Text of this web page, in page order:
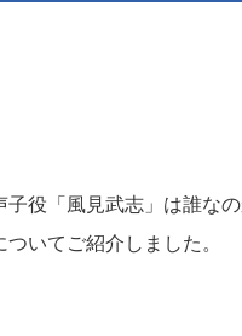
子役「風見武志」は誰な
いてご紹介しました。